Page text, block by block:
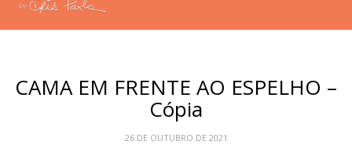
CAMA EM FRENTE AO ESPELHO –
Cópia
26 DE OUTUBRO DE 2021